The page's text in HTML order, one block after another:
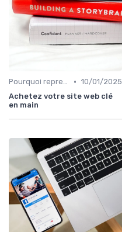
Pourquoi reprendre plutôt que créer • 10/01/2025
Achetez votre site web clé
en main